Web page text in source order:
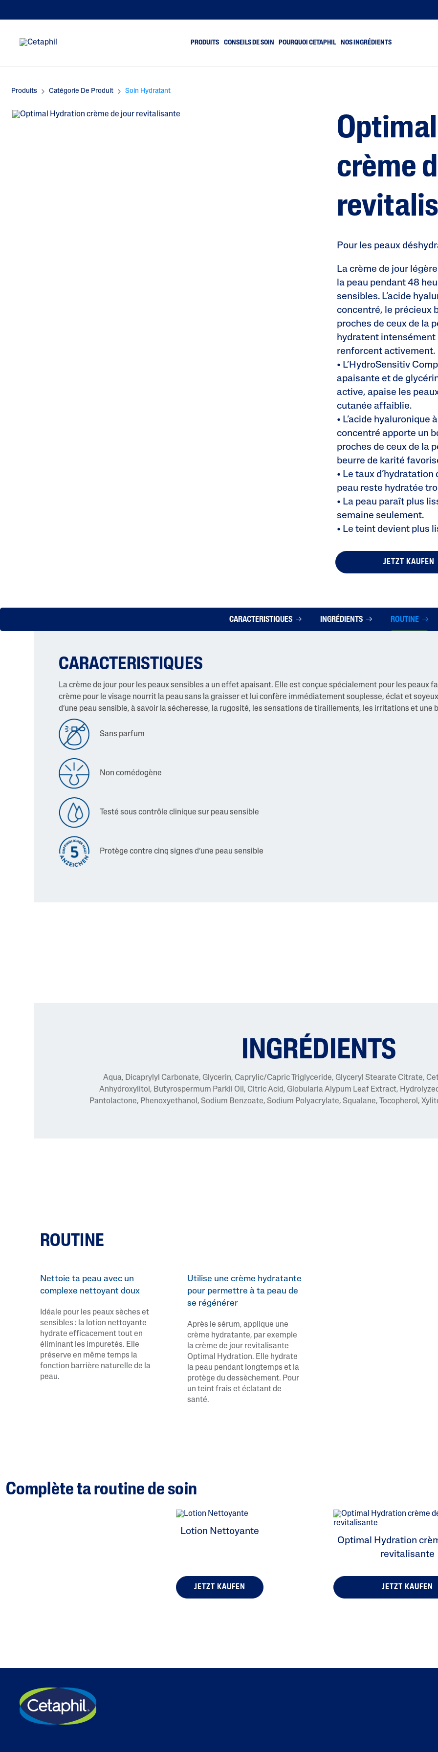
PRODUITS
Nettoyage du visage
Nettoyage du corps
Peau normale
Peau grasse
CONSEILS DE SOIN POURQUOI CETAPHIL NOS INGRÉDIENTS
Produits Catégorie De Produit Soin Hydratant
crème
Pour les peaux
La crème de jour
la peau pendant 48
sensibles. L’acide
concentré, le précieux
proches de ceux de la
hydratent intensément
renforcent activement.
• L’HydroSensitiv
apaisante et de
active, apaise les
cutanée affaiblie.
• L’acide hyaluronique
concentré apporte un
proches de ceux de la
beurre de karité
• Le taux
peau reste hydratée
• La peau paraît plus
semaine seulement.
• Le teint devient plus
JETZT KAUFEN
CARACTERISTIQUES INGRÉDIENTS ROUTINE
CARACTERISTIQUES
La crème de jour pour les peaux sensibles a un effet apaisant. Elle est conçue spécialement pour les peaux
crème pour le visage nourrit la peau sans la graisser et lui confère immédiatement souplesse, éclat et
d’une peau sensible, à savoir la sécheresse, la rugosité, les sensations de tiraillements, les irritations et une
Sans parfum
Non comédogène
Testé sous contrôle clinique sur peau sensible
Protège contre cinq signes d’une peau sensible
INGRÉDIENTS
Aqua, Dicaprylyl Carbonate, Glycerin, Caprylic/Capric Triglyceride, Glyceryl Stearate Citrate,
Anhydroxylitol, Butyrospermum Parkii Oil, Citric Acid, Globularia Alypum Leaf Extract,
Pantolactone, Phenoxyethanol, Sodium Benzoate, Sodium Polyacrylate, Squalane, Tocopherol,
ROUTINE
Nettoie ta peau avec un
complexe nettoyant doux
Idéale pour les peaux sèches et
sensibles : la lotion nettoyante
hydrate efficacement tout en
éliminant les impuretés. Elle
préserve en même temps la
fonction barrière naturelle de la
peau.
Utilise une crème hydratante
pour permettre à ta peau de
se régénérer
Après le sérum, applique une
crème hydratante, par exemple
la crème de jour revitalisante
Optimal Hydration. Elle hydrate
la peau pendant longtemps et la
protège du dessèchement. Pour
un teint frais et éclatant de
santé.
Complète ta routine de soin
Lotion Nettoyante
JETZT KAUFEN
Optimal Hydration
revitalisante
JETZT KAUFEN